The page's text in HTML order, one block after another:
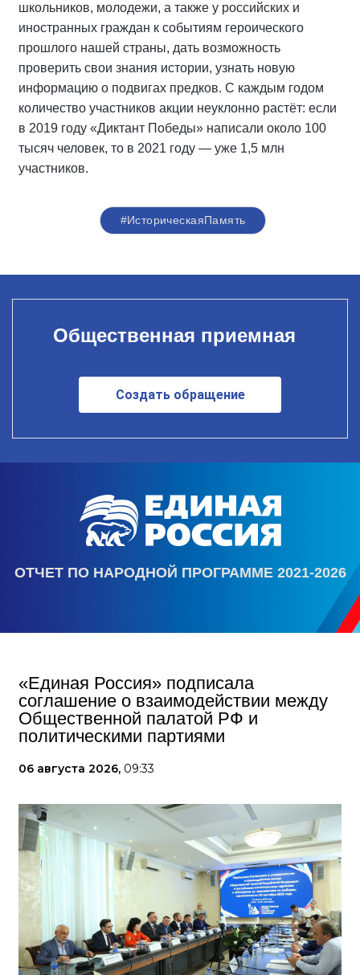
школьников, молодежи, а также у российских и
иностранных граждан к событиям героического
прошлого нашей страны, дать возможность
проверить свои знания истории, узнать новую
информацию о подвигах предков. С каждым годом
количество участников акции неуклонно растёт: если
в 2019 году «Диктант Победы» написали около 100
тысяч человек, то в 2021 году — уже 1,5 млн
участников.
#ИсторическаяПамять
Общественная приемная
Создать обращение
ОТЧЕТ ПО НАРОДНОЙ ПРОГРАММЕ 2021-2026
«Единая Россия» подписала
соглашение о взаимодействии между
Общественной палатой РФ и
политическими партиями
06 августа 2026, 09:33